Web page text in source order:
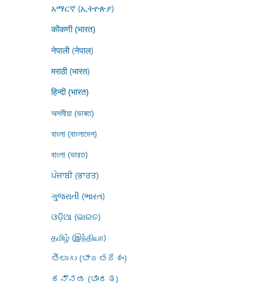
አማርኛ (ኢትዮጵያ)
कोंकणी (भारत)
नेपाली (नेपाल)
मराठी (भारत)
हिन्दी (भारत)
অসমীয়া (ভাৰত)
বাংলা (বাংলাদেশ)
বাংলা (ভারত)
ਪੰਜਾਬੀ (ਭਾਰਤ)
ગુજરાતી (ભારત)
ଓଡ଼ିଆ (ଭାରତ)
தமிழ் (இந்தியா)
తెలుగు (భారతదేశం)
ಕನ್ನಡ (ಭಾರತ)